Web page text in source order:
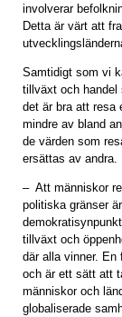
involverar
Detta är värt att
Samtidigt som vi
tillväxt och handel
det är bra att resa
mindre av bland
de värden som
ersättas av andra.
– Att människor
politiska gränser
tillväxt och
där alla vinner.
och är ett sätt att
människor och
globaliserade